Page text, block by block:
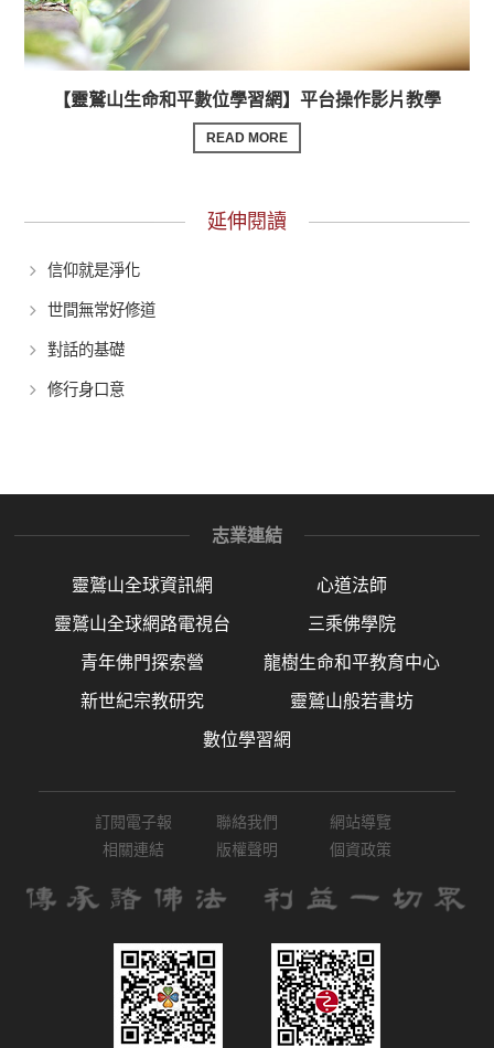
【靈鷲山生命和平數位學習網】平台操作影片教學
READ MORE
延伸閱讀
信仰就是淨化
世間無常好修道
對話的基礎
修行身口意
志業連結
靈鷲山全球資訊網 心道法師
靈鷲山全球網路電視台 三乘佛學院
青年佛門探索營 龍樹生命和平教育中心
新世紀宗教研究 靈鷲山般若書坊
數位學習網
訂閱電子報 聯絡我們
網站導覽
相關連結
版權聲明 個資政策